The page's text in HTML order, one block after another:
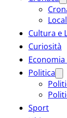
Cultura e
Curiosità
Economia
Politica
Sport